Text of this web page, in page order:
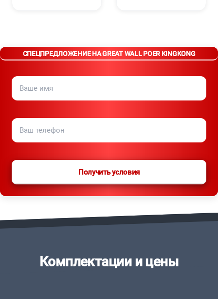
СПЕЦПРЕДЛОЖЕНИЕ НА GREAT WALL POER KINGKONG
Получить условия
Комплектации и цены